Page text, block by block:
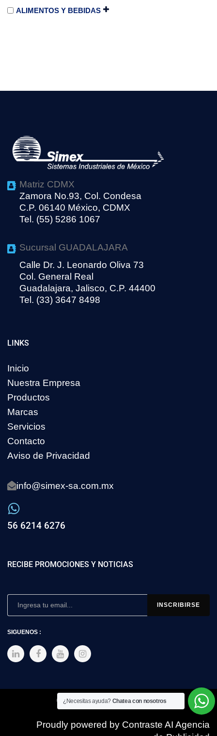
ALIMENTOS Y BEBIDAS
Matriz CDMX
Zamora No.93, Col. Condesa
C.P. 06140 México, CDMX
Tel. (55) 5286 1067
Sucursal GUADALAJARA
Calle Dr. J. Leonardo Oliva 73
Col. General Real
Guadalajara, Jalisco, C.P. 44400
Tel. (33) 3647 8498
LINKS
Inicio
Nuestra Empresa
Productos
Marcas
Servicios
Contacto
Aviso de Privacidad
info@simex-sa.com.mx
56 6214 6276
RECIBE PROMOCIONES Y NOTICIAS
SIGUENOS :
Copyright © 2025 SIMEX
Proudly powered by Contraste AI Agencia
¿Necesitas ayuda? Chatea con nosotros